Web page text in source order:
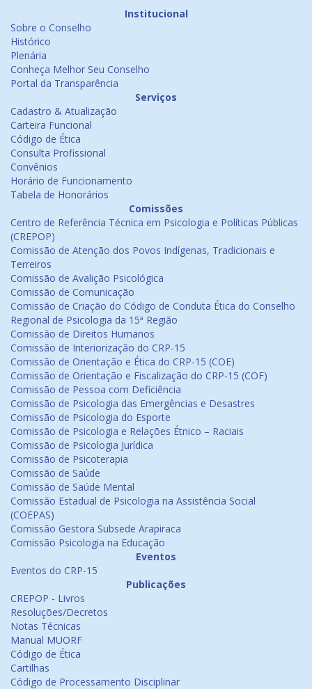
Institucional
Sobre o Conselho
Histórico
Plenária
Conheça Melhor Seu Conselho
Portal da Transparência
Serviços
Cadastro & Atualização
Carteira Funcional
Código de Ética
Consulta Profissional
Convênios
Horário de Funcionamento
Tabela de Honorários
Comissões
Centro de Referência Técnica em Psicologia e Políticas Públicas
(CREPOP)
Comissão de Atenção dos Povos Indígenas, Tradicionais e
Terreiros
Comissão de Avalição Psicológica
Comissão de Comunicação
Comissão de Criação do Código de Conduta Ética do Conselho
Regional de Psicologia da 15ª Região
Comissão de Direitos Humanos
Comissão de Interiorização do CRP-15
Comissão de Orientação e Ética do CRP-15 (COE)
Comissão de Orientação e Fiscalização do CRP-15 (COF)
Comissão de Pessoa com Deficiência
Comissão de Psicologia das Emergências e Desastres
Comissão de Psicologia do Esporte
Comissão de Psicologia e Relações Étnico – Raciais
Comissão de Psicologia Jurídica
Comissão de Psicoterapia
Comissão de Saúde
Comissão de Saúde Mental
Comissão Estadual de Psicologia na Assistência Social
(COEPAS)
Comissão Gestora Subsede Arapiraca
Comissão Psicologia na Educação
Eventos
Eventos do CRP-15
Publicações
CREPOP - Livros
Resoluções/Decretos
Notas Técnicas
Manual MUORF
Código de Ética
Cartilhas
Código de Processamento Disciplinar